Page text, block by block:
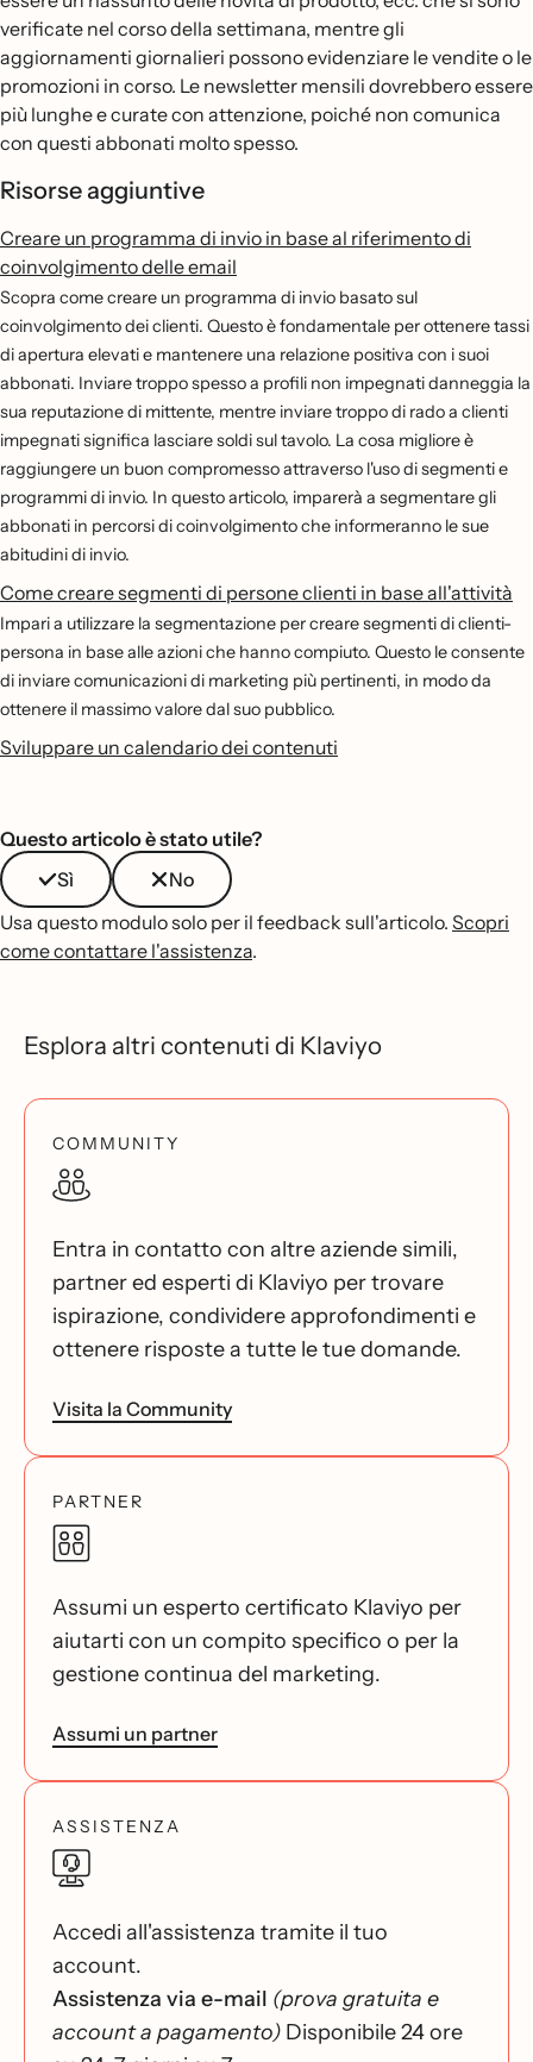
verificate nel corso della settimana, mentre gli
aggiornamenti giornalieri possono evidenziare le vendite o le
promozioni in corso. Le newsletter mensili dovrebbero essere
più lunghe e curate con attenzione, poiché non comunica
con questi abbonati molto spesso.
Risorse aggiuntive
Creare un programma di invio in base al riferimento di
coinvolgimento delle email
Scopra come creare un programma di invio basato sul
coinvolgimento dei clienti. Questo è fondamentale per ottenere tassi
di apertura elevati e mantenere una relazione positiva con i suoi
abbonati. Inviare troppo spesso a profili non impegnati danneggia la
sua reputazione di mittente, mentre inviare troppo di rado a clienti
impegnati significa lasciare soldi sul tavolo. La cosa migliore è
raggiungere un buon compromesso attraverso l'uso di segmenti e
programmi di invio. In questo articolo, imparerà a segmentare gli
abbonati in percorsi di coinvolgimento che informeranno le sue
abitudini di invio.
Come creare segmenti di persone clienti in base all'attività
Impari a utilizzare la segmentazione per creare segmenti di clienti-
persona in base alle azioni che hanno compiuto. Questo le consente
di inviare comunicazioni di marketing più pertinenti, in modo da
ottenere il massimo valore dal suo pubblico.
Sviluppare un calendario dei contenuti
Questo articolo è stato utile?
Sì
No
Usa questo modulo solo per il feedback sull'articolo. Scopri
come contattare l'assistenza.
Esplora altri contenuti di Klaviyo
COMMUNITY
Entra in contatto con altre aziende simili,
partner ed esperti di Klaviyo per trovare
ispirazione, condividere approfondimenti e
ottenere risposte a tutte le tue domande.
Visita la Community
PARTNER
Assumi un esperto certificato Klaviyo per
aiutarti con un compito specifico o per la
gestione continua del marketing.
Assumi un partner
ASSISTENZA
Accedi all'assistenza tramite il tuo
account.
Assistenza via e-mail (prova gratuita e
account a pagamento) Disponibile 24 ore